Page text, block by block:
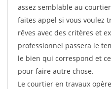
assez semblable au
faites appel si vous voulez
rêves avec des critères et
professionnel passera le
le bien qui correspond et
pour faire autre chose.
Le courtier en travaux